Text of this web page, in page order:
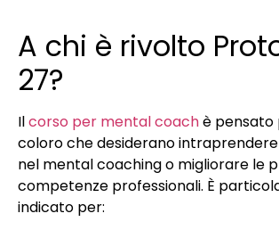
A chi è rivolto
27?
Ilcorso per mental coachè
coloro che desiderano
nel mental coaching o migliorare le
competenze professionali. È
indicato per: